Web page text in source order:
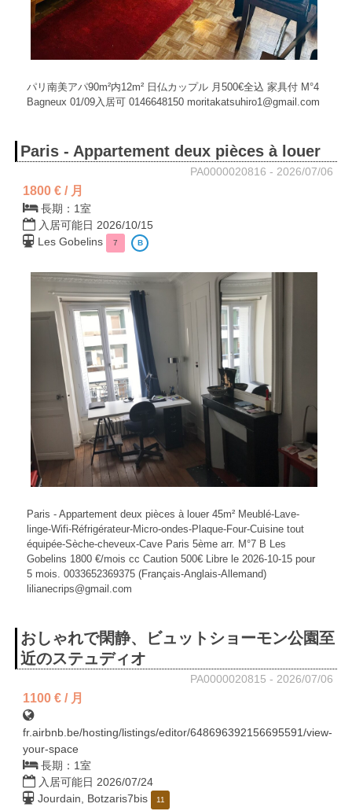
パリ南美アパ90m²内12m² 日仏カップル 月500€全込 家具付 M°4
Bagneux 01/09入居可 0146648150 moritakatsuhiro1@gmail.com
Paris - Appartement deux pièces à louer
PA0000020816 - 2026/07/06
1800 € / 月
長期：1室
入居可能日 2026/10/15
Les Gobelins
7 B
Paris - Appartement deux pièces à louer 45m² Meublé-Lave-
linge-Wifi-Réfrigérateur-Micro-ondes-Plaque-Four-Cuisine tout
équipée-Sèche-cheveux-Cave Paris 5ème arr. M°7 B Les
Gobelins 1800 €/mois cc Caution 500€ Libre le 2026-10-15 pour
5 mois. 0033652369375 (Français-Anglais-Allemand)
lilianecrips@gmail.com
おしゃれで閑静、ビュットショーモン公園至
近のステュディオ
PA0000020815 - 2026/07/06
1100 € / 月
fr.airbnb.be/hosting/listings/editor/648696392156695591/view-
your-space
長期：1室
入居可能日 2026/07/24
Jourdain, Botzaris7bis 11